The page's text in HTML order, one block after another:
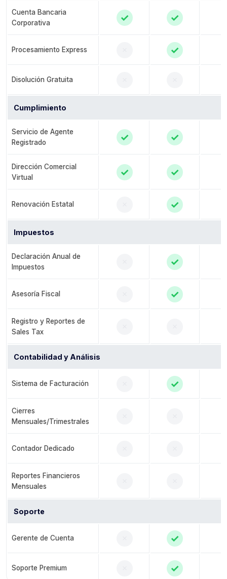
Cuenta Bancaria
Corporativa
✓ ✓
Procesamiento Express ✓
Disolución Gratuita
Cumplimiento
Servicio de Agente
Registrado
✓ ✓
Dirección Comercial
Virtual
✓ ✓
Renovación Estatal ✓
Impuestos
Declaración Anual de
Impuestos
✓
Asesoría Fiscal ✓
Registro y Reportes de
Sales Tax
Contabilidad y Análisis
Sistema de Facturación ✓
Cierres
Mensuales/Trimestrales
Contador Dedicado
Reportes Financieros
Mensuales
Soporte
Gerente de Cuenta ✓
Soporte Premium ✓